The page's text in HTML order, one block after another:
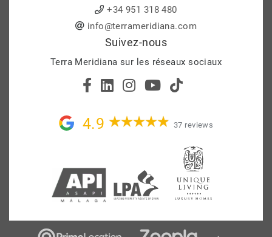
+34 951 318 480
info@terrameridiana.com
Suivez-nous
Terra Meridiana sur les réseaux sociaux
4.9 37 reviews